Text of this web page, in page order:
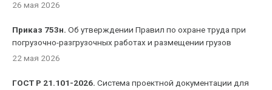
26 мая 2026
Приказ 753н. Об утверждении Правил по охране труда при
погрузочно-разгрузочных работах и размещении грузов
22 мая 2026
ГОСТ Р 21.101-2026. Система проектной документации для